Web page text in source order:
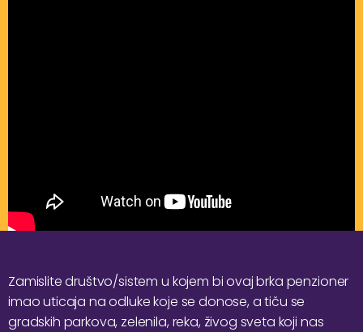
Zamislite društvo/sistem u kojem bi ovaj brka penzioner
imao uticaja na odluke koje se donose, a tiču se
gradskih parkova, zelenila, reka, živog sveta koji nas